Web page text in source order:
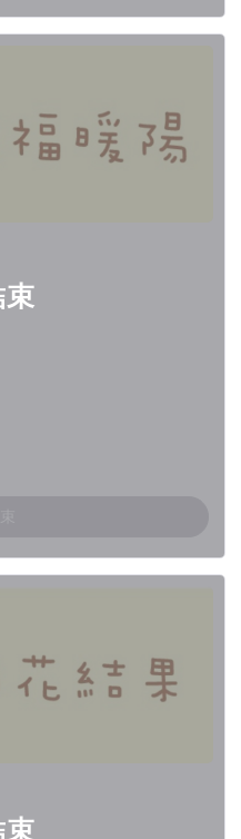
成立計畫，打造兒童和家長
續地在每個人心中流傳著...
培育計畫吧!
劃委託「貝殼放大股份有限
信箱：
也都可以寄信至客服信箱與我
信至
訊 「社團法人台灣心動家族